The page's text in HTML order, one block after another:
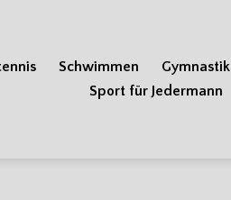
Schwimmen Gymnastik
Sport für Jedermann